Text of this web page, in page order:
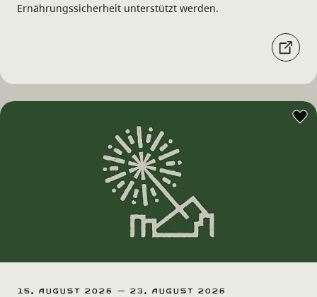
Ernährungssicherheit unterstützt werden.
15. August 2026 – 23. August 2026